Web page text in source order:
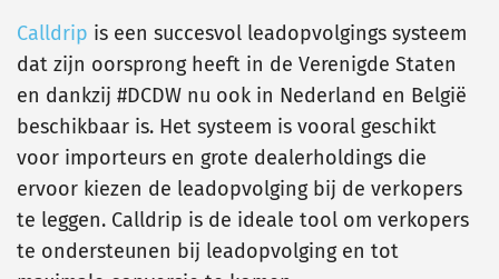
Calldrip is een succesvol leadopvolgings systeem
dat zijn oorsprong heeft in de Verenigde Staten
en dankzij #DCDW nu ook in Nederland en België
beschikbaar is. Het systeem is vooral geschikt
voor importeurs en grote dealerholdings die
ervoor kiezen de leadopvolging bij de verkopers
te leggen. Calldrip is de ideale tool om verkopers
te ondersteunen bij leadopvolging en tot